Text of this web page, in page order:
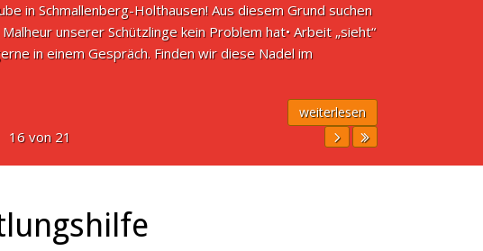
in Schmallenberg-Holthausen! Aus diesem Grund suchen
unserer Schützlinge kein Problem hat• Arbeit „sieht“
in einem Gespräch. Finden wir diese Nadel im
weiterlesen
16 von 21